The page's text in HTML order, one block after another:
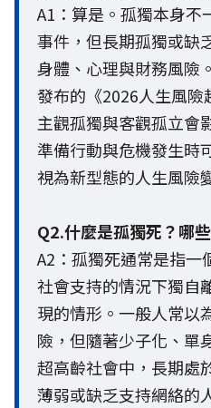
A1：算是。孤獨本身不
事件，但長期孤獨或缺
身體、心理與財務風險
發布的《2026人生風險
主觀孤獨與客觀孤立會
準備行動與危機發生時
視為新型態的人生風險
Q2.什麼是孤獨死？哪
A2：孤獨死通常是指一
社會支持的情況下獨自
現的情形。一般人常以
險，但隨著少子化、單
超高齡社會中，長期處
薄弱或缺乏支持網絡的